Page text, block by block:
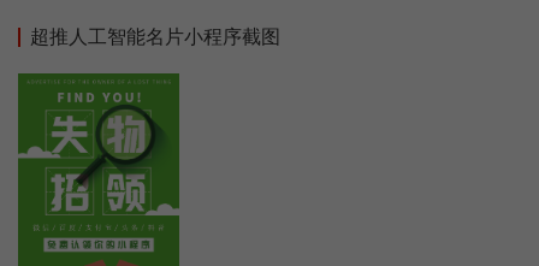
超推人工智能名片小程序截图